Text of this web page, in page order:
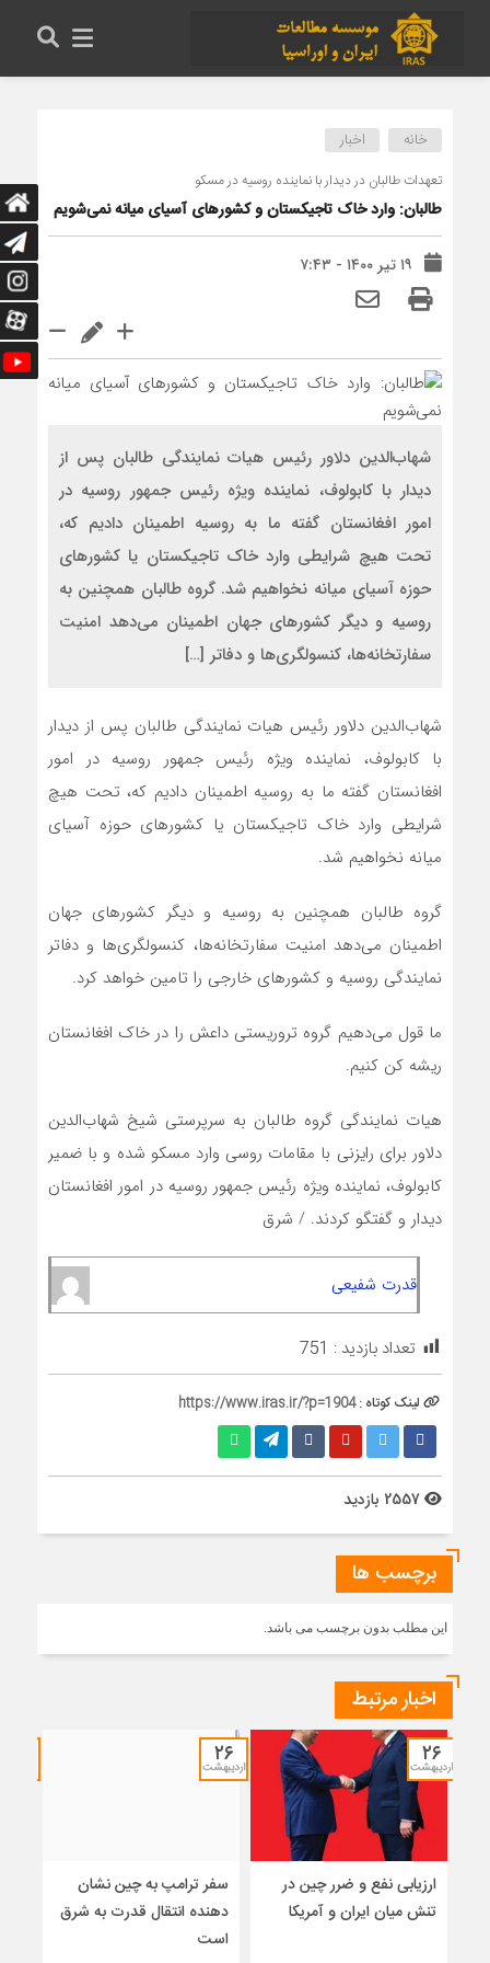
خانه اخبار
تعهدات طالبان در دیدار با نماینده روسیه در مسکو
طالبان: وارد خاک تاجیکستان و کشورهای آسیای میانه نمی‌شویم
۱۹ تیر ۱۴۰۰ - ۷:۴۳
شهاب‌الدین دلاور رئیس هیات نمایندگی طالبان پس از
دیدار با کابولوف، نماینده ویژه رئیس جمهور روسیه در
امور افغانستان گفته ما به روسیه اطمینان دادیم که،
تحت هیچ شرایطی وارد خاک تاجیکستان یا کشورهای
حوزه آسیای میانه نخواهیم شد. گروه طالبان همچنین به
روسیه و دیگر کشورهای جهان اطمینان می‌دهد امنیت
سفارتخانه‌ها، کنسولگری‌ها و دفاتر […]
شهاب‌الدین دلاور رئیس هیات نمایندگی طالبان پس از دیدار
با کابولوف، نماینده ویژه رئیس جمهور روسیه در امور
افغانستان گفته ما به روسیه اطمینان دادیم که، تحت هیچ
شرایطی وارد خاک تاجیکستان یا کشورهای حوزه آسیای
میانه نخواهیم شد.
گروه طالبان همچنین به روسیه و دیگر کشورهای جهان
اطمینان می‌دهد امنیت سفارتخانه‌ها، کنسولگری‌ها و دفاتر
نمایندگی روسیه و کشورهای خارجی را تامین خواهد کرد.
ما قول می‌دهیم گروه تروریستی داعش را در خاک افغانستان
ریشه کن کنیم.
هیات نمایندگی گروه طالبان به سرپرستی شیخ شهاب‌الدین
دلاور برای رایزنی با مقامات روسی وارد مسکو شده و با ضمیر
کابولوف، نماینده ویژه رئیس جمهور روسیه در امور افغانستان
دیدار و گفتگو کردند. / شرق
قدرت شفیعی
تعداد بازدید : 751
لینک کوتاه :https://www.iras.ir/?p=1904
برچسب ها
این مطلب بدون برچسب می باشد.
اخبار مرتبط
۲۶
اردیبهشت
ارزیابی نفع و ضرر چین در
تنش میان ایران و آمریکا
۲۶
اردیبهشت
سفر ترامپ به چین نشان
دهنده انتقال قدرت به شرق
است